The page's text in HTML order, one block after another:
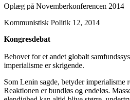
Oplæg på Novemberkonferencen 2014
Kommunistisk Politik 12, 2014
Kongresdebat
Behovet for et andet globalt
imperialisme er skrigende.
Som Lenin sagde, betyder imperialisme
Reaktionen er bundløs og endeløs.